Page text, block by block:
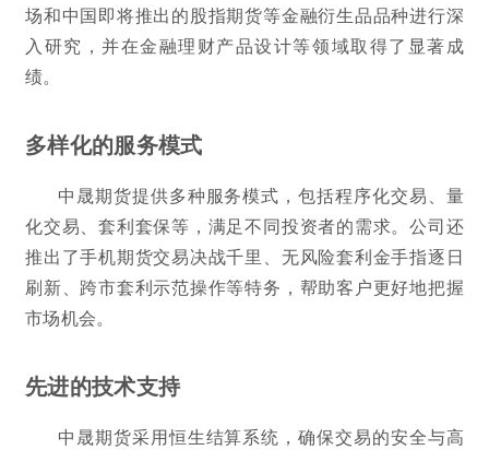
场和中国即将推出的股指期货等金融衍生品品种进行深
入研究，并在金融理财产品设计等领域取得了显著成
绩。
多样化的服务模式
中晟期货提供多种服务模式，包括程序化交易、量
化交易、套利套保等，满足不同投资者的需求。公司还
推出了手机期货交易决战千里、无风险套利金手指逐日
刷新、跨市套利示范操作等特务，帮助客户更好地把握
市场机会。
先进的技术支持
中晟期货采用恒生结算系统，确保交易的安全与高